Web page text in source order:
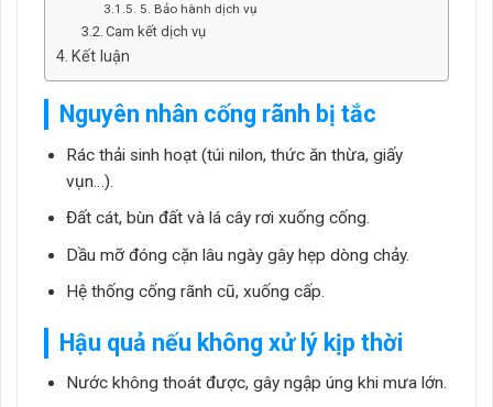
5. Bảo hành dịch vụ
Cam kết dịch vụ
Kết luận
Nguyên nhân cống rãnh bị tắc
Rác thải sinh hoạt (túi nilon, thức ăn thừa, giấy
vụn…).
Đất cát, bùn đất và lá cây rơi xuống cống.
Dầu mỡ đóng cặn lâu ngày gây hẹp dòng chảy.
Hệ thống cống rãnh cũ, xuống cấp.
Hậu quả nếu không xử lý kịp thời
Nước không thoát được, gây ngập úng khi mưa lớn.